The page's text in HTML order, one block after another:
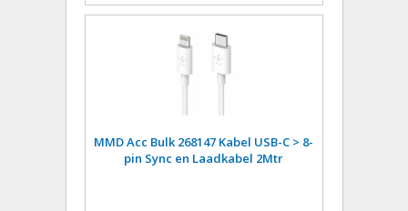
MMD Acc Bulk 268147 Kabel USB-C > 8-
pin Sync en Laadkabel 2Mtr